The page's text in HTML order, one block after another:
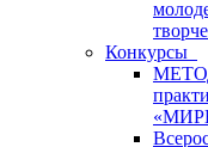
Конкурсы